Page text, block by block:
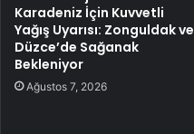
Karadeniz İçin Kuvvetli
Yağış Uyarısı: Zonguldak ve
Düzce’de Sağanak
Bekleniyor
Ağustos 7, 2026